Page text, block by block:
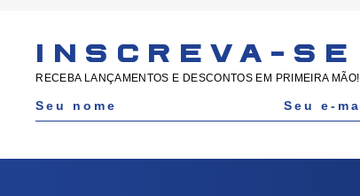
INSCREVA-SE
RECEBA LANÇAMENTOS E DESCONTOS EM PRIMEIRA MÃO!